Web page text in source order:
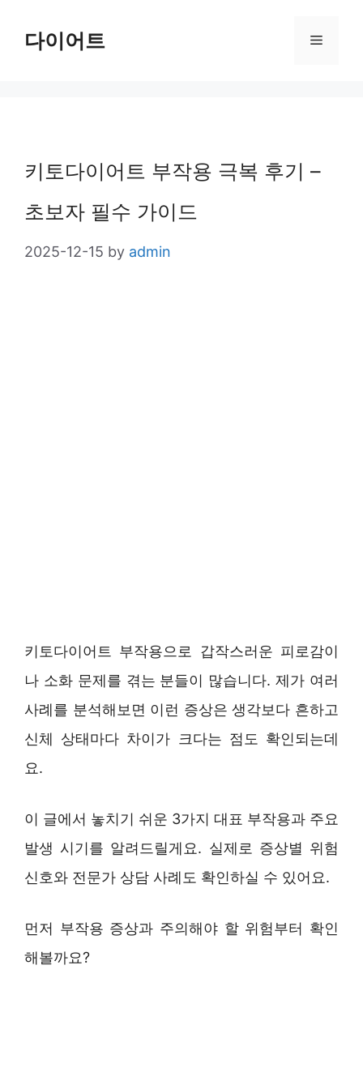
다이어트 Menu
키토다이어트 부작용 극복 후기 –
초보자 필수 가이드
2025-12-15 by admin
키토다이어트 부작용으로 갑작스러운 피로감이
나 소화 문제를 겪는 분들이 많습니다. 제가 여러
사례를 분석해보면 이런 증상은 생각보다 흔하고
신체 상태마다 차이가 크다는 점도 확인되는데
요.
이 글에서 놓치기 쉬운 3가지 대표 부작용과 주요
발생 시기를 알려드릴게요. 실제로 증상별 위험
신호와 전문가 상담 사례도 확인하실 수 있어요.
먼저 부작용 증상과 주의해야 할 위험부터 확인
해볼까요?